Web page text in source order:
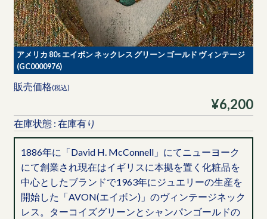
アメリカ 80s エイボン ネックレス グリーン ゴールド ヴィンテージ
(GC0000976)
販売価格(税込)
¥6,200
在庫状態 : 在庫有り
1886年に「David H. McConnell」にてニューヨーク
にて創業され現在はイギリスに本拠を置く化粧品を
中心としたブランドで1963年にジュエリーの生産を
開始した「AVON(エイボン)」のヴィンテージネック
レス。ターコイズグリーンとシャンパンゴールドの